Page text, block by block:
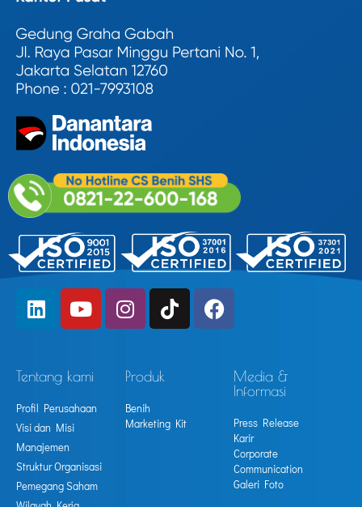
Tentang kami
Profil Perusahaan
Visi dan Misi
Manajemen
Struktur Organisasi
Pemegang Saham
Produk
Benih
Marketing Kit
Media &
Informasi
Press Release
Karir
Corporate
Communication
Galeri Foto